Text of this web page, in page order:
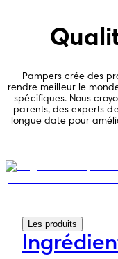
Pampers crée des
rendre meilleur le
spécifiques. Nous
parents, des experts
longue date pour
Les produits